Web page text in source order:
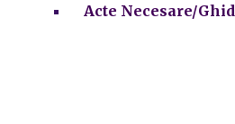
Acte Necesare/Ghid